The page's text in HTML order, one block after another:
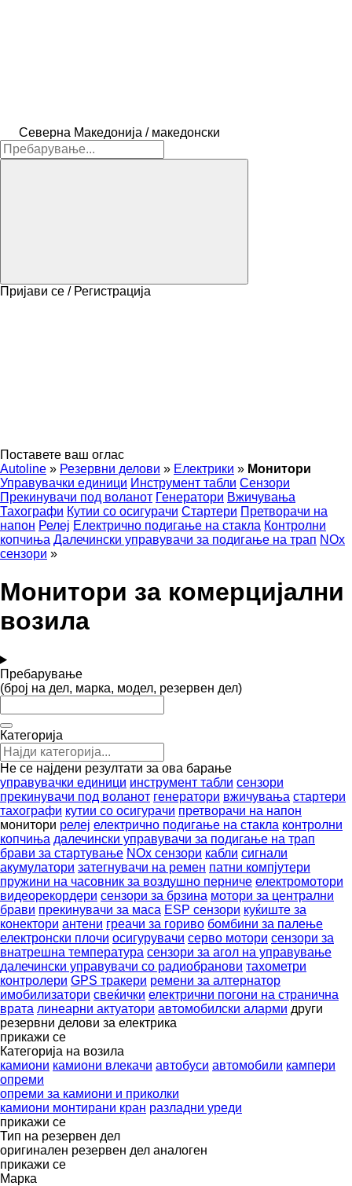
Северна Македонија / македонски
Пријави се / Регистрација
Поставете ваш оглас
Autoline » Резервни делови » Електрики » Монитори
Управувачки единици Инструмент табли Сензори
Прекинувачи под воланот Генератори Вжичувања
Тахографи Кутии со осигурачи Стартери Претворачи на
напон Релеј Електрично подигање на стакла Контролни
копчиња Далечински управувачи за подигање на трап NOx
сензори »
Монитори за комерцијални
возила
Пребарување
(број на дел, марка, модел, резервен дел)
Категорија
Не се најдени резултати за ова барање
управувачки единици инструмент табли сензори
прекинувачи под воланот генератори вжичувања стартери
тахографи кутии со осигурачи претворачи на напон
монитори релеј електрично подигање на стакла контролни
копчиња далечински управувачи за подигање на трап
брави за стартување NOx сензори кабли сигнали
акумулатори затегнувачи на ремен патни компјутери
пружини на часовник за воздушно перниче електромотори
видеорекордери сензори за брзина мотори за централни
брави прекинувачи за маса ESP сензори куќиште за
конектори антени греачи за гориво бомбини за палење
електронски плочи осигурувачи серво мотори сензори за
внатрешна температура сензори за агол на управување
далечински управувачи со радиобранови тахометри
контролери GPS тракери ремени за алтернатор
имобилизатори свеќички електрични погони на странична
врата линеарни актуатори автомобилски аларми други
резервни делови за електрика
прикажи се
Категорија на возила
камиони камиони влекачи автобуси автомобили кампери
опреми
опреми за камиони и приколки
камиони монтирани кран разладни уреди
прикажи се
Тип на резервен дел
оригинален резервен дел аналоген
прикажи се
Марка